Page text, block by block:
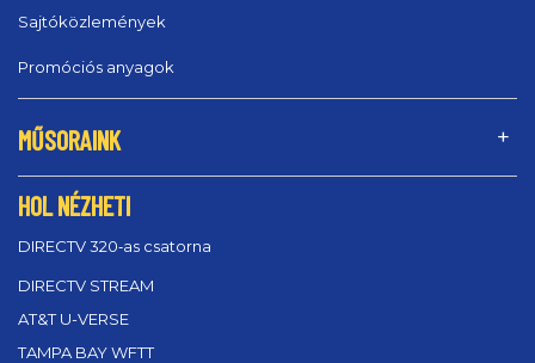
Sajtóközlemények
Promóciós anyagok
MŰSORAINK
HOL NÉZHETI
DIRECTV 320‑as csatorna
DIRECTV STREAM
AT&T U-VERSE
TAMPA BAY WFTT